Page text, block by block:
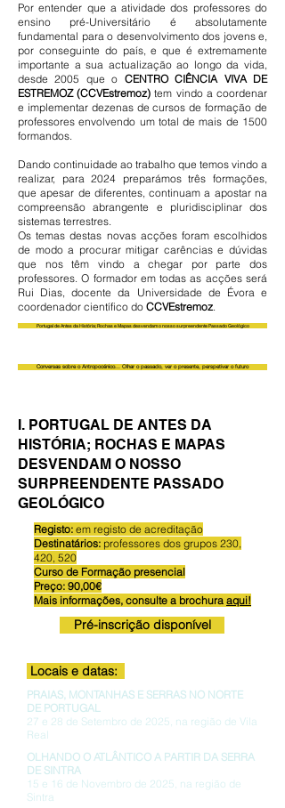
Por entender que a atividade dos professores do
ensino pré-Universitário é absolutamente
fundamental para o desenvolvimento dos jovens e,
por conseguinte do país, e que é extremamente
importante a sua actualização ao longo da vida,
desde 2005 que o CENTRO CIÊNCIA VIVA DE
ESTREMOZ (CCVEstremoz) tem vindo a coordenar
e implementar dezenas de cursos de formação de
professores envolvendo um total de mais de 1500
formandos.
Dando continuidade ao trabalho que temos vindo a
realizar, para 2024 preparámos três formações,
que apesar de diferentes, continuam a apostar na
compreensão abrangente e pluridisciplinar dos
sistemas terrestres.
Os temas destas novas acções foram escolhidos
de modo a procurar mitigar carências e dúvidas
que nos têm vindo a chegar por parte dos
professores. O formador em todas as acções será
Rui Dias, docente da Universidade de Évora e
coordenador científico do CCVEstremoz.
Portugal de Antes da História; Rochas e Mapas desvendam o nosso surpreendente Passado Geológico
Conversas sobre o Antropocénico... Olhar o passado, ver o presente, perspetivar o futuro
I. PORTUGAL DE ANTES DA
HISTÓRIA; ROCHAS E MAPAS
DESVENDAM O NOSSO
SURPREENDENTE PASSADO
GEOLÓGICO
Registo: em registo de acreditação
Destinatários: professores dos grupos 230,
420, 520
Curso de Formação presencial
Preço: 90,00€
Mais informações, consulte a brochura aqui!
Pré-inscrição disponível
Locais e datas:
PRAIAS, MONTANHAS E SERRAS NO NORTE
DE PORTUGAL
27 e 28 de Setembro de 2025, na região de Vila
Real
OLHANDO O ATLÂNTICO A PARTIR DA SERRA
DE SINTRA
15 e 16 de Novembro de 2025, na região de
Sintra